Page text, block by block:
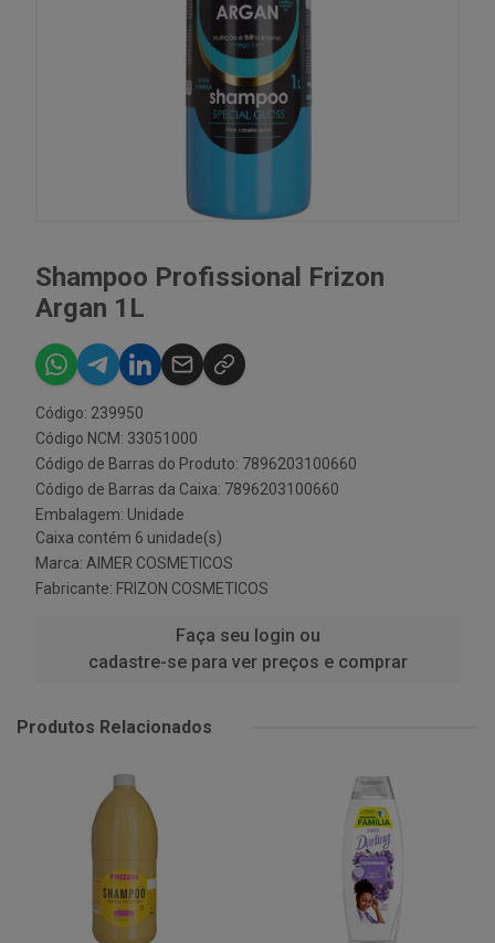
Shampoo Profissional Frizon
Argan 1L
Código: 239950
Código NCM: 33051000
Código de Barras do Produto: 7896203100660
Código de Barras da Caixa: 7896203100660
Embalagem: Unidade
Caixa contém 6 unidade(s)
Marca: AIMER COSMETICOS
Fabricante: FRIZON COSMETICOS
Faça seu login ou
cadastre-se para ver preços e comprar
Produtos Relacionados